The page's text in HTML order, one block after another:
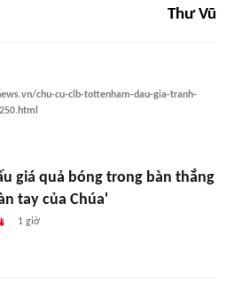
Thư Vũ
chu-cu-clb-tottenham-dau-gia-tranh-
giá quả bóng trong bàn thắng
tay của Chúa'
1 giờ